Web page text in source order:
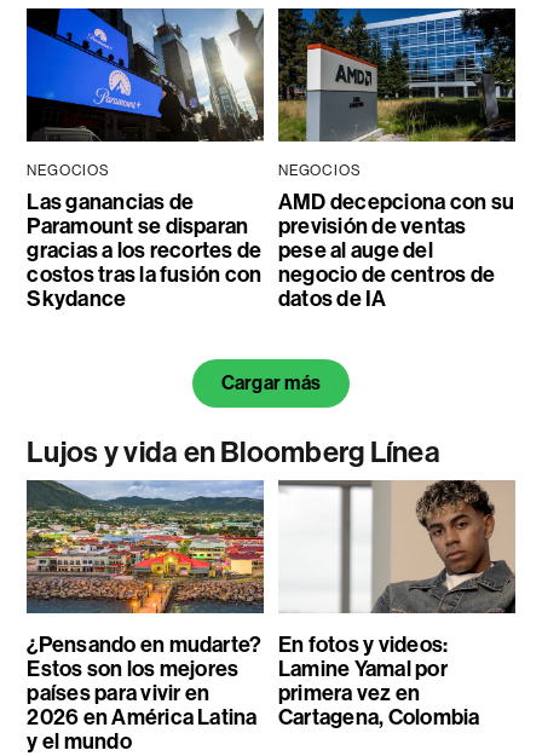
NEGOCIOS
Las ganancias de
Paramount se disparan
gracias a los recortes de
costos tras la fusión con
Skydance
NEGOCIOS
AMD decepciona con su
previsión de ventas
pese al auge del
negocio de centros de
datos de IA
Cargar más
Lujos y vida en Bloomberg Línea
¿Pensando en mudarte?
Estos son los mejores
países para vivir en
2026 en América Latina
y el mundo
En fotos y videos:
Lamine Yamal por
primera vez en
Cartagena, Colombia